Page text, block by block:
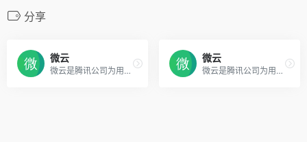
分享
微云
微云是腾讯公司为用户精心打造的一项智能云服务
微云
微云是腾讯公司为用户精心打造的一项智能云服务